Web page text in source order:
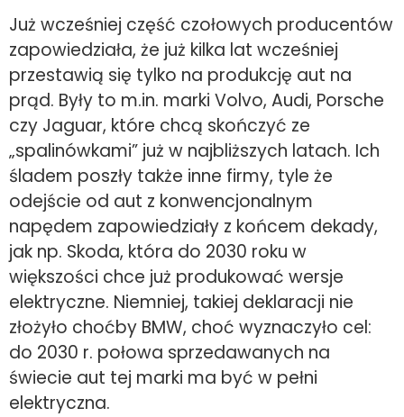
Już wcześniej część czołowych producentów
zapowiedziała, że już kilka lat wcześniej
przestawią się tylko na produkcję aut na
prąd. Były to m.in. marki Volvo, Audi, Porsche
czy Jaguar, które chcą skończyć ze
„spalinówkami” już w najbliższych latach. Ich
śladem poszły także inne firmy, tyle że
odejście od aut z konwencjonalnym
napędem zapowiedziały z końcem dekady,
jak np. Skoda, która do 2030 roku w
większości chce już produkować wersje
elektryczne. Niemniej, takiej deklaracji nie
złożyło choćby BMW, choć wyznaczyło cel:
do 2030 r. połowa sprzedawanych na
świecie aut tej marki ma być w pełni
elektryczna.